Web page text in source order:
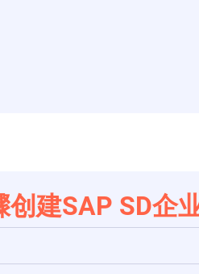
创建SAP SD企